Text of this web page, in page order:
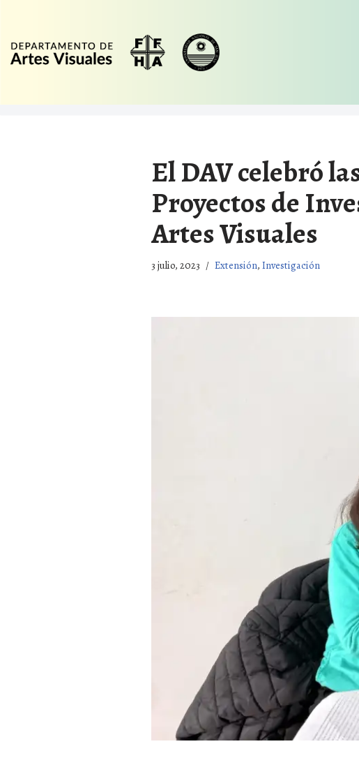
al
El DAV celebró
Proyectos de
Artes Visuales
3 julio, 2023 Extensión, Investigación